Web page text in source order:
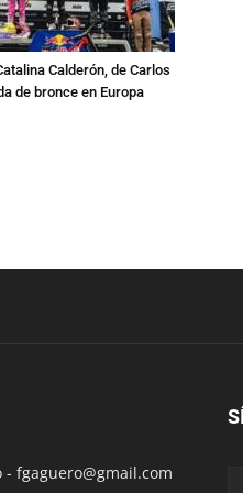
Calderón, de Carlos
de bronce en Europa
- fgaguero@gmail.com